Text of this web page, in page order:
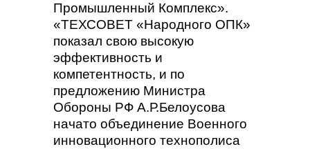
Промышленный Комплекс».
«ТЕХСОВЕТ «Народного ОПК»
показал свою высокую
эффективность и
компетентность, и по
предложению Министра
Обороны РФ А.Р.Белоусова
начато объединение Военного
инновационного технополиса